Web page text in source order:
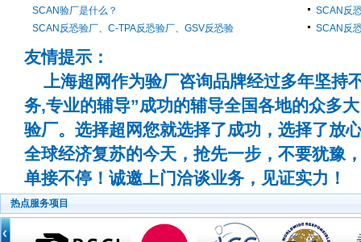
SCAN验厂是什么？
SCAN反恐验厂、C-TPA反恐验厂、GSV反恐验
SCAN反
SCAN反
友情提示：
上海超网作为验厂咨询品牌经过多年坚持
务,专业的辅导”成功的辅导全国各地的众多
验厂。选择超网您就选择了成功，选择了放
全球经济复苏的今天，抢先一步，不要犹豫
单接不停！诚邀上门洽谈业务，见证实力！
热点服务项目